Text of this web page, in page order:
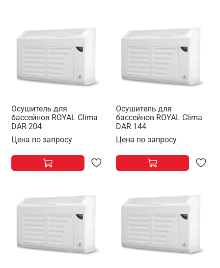
Осушитель для
бассейнов ROYAL Clima
DAR 204
Цена по запросу
Осушитель для
бассейнов ROYAL Clima
DAR 144
Цена по запросу